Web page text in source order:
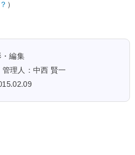
）
編集
管理人：中西 賢一